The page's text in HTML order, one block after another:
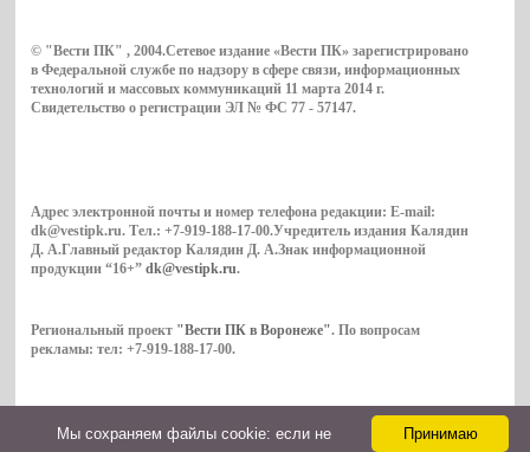
© "Вести ПК" , 2004.Сетевое издание «Вести ПК» зарегистрировано
в Федеральной службе по надзору в сфере связи, информационных
технологий и массовых коммуникаций 11 марта 2014 г.
Свидетельство о регистрации ЭЛ № ФС 77 - 57147.
Адрес электронной почты и номер телефона редакции: E-mail:
dk@vestipk.ru. Тел.: +7-919-188-17-00.Учредитель издания Калядин
Д. А.Главный редактор Калядин Д. А.Знак информационной
продукции “16+”dk@vestipk.ru.
Региональный проект "Вести ПК в Воронеже". По вопросам
рекламы: тел: +7-919-188-17-00.
Copyright © 2026. ВестиПК в Воронеже Принимаю
Мы cохраняем файлы cookie: если не